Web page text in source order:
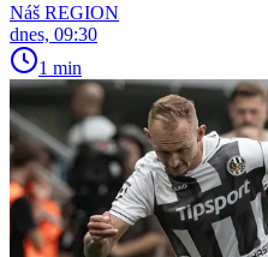
Náš REGION
dnes, 09:30
1 min